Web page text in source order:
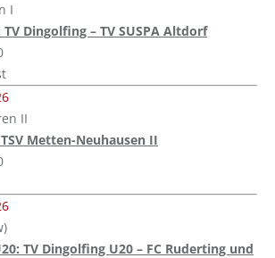
I
Dingolfing – TV SUSPA Altdorf
II
Metten-Neuhausen II
TV Dingolfing U20 – FC Ruderting und